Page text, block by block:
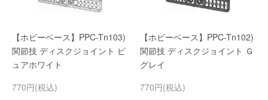
【ホビーベース】PPC-Tn103)
関節技 ディスクジョイント ピ
ュアホワイト
770円(税込)
【ホビーベース】PPC-Tn102)
関節技 ディスクジョイント Ｇ
グレイ
770円(税込)